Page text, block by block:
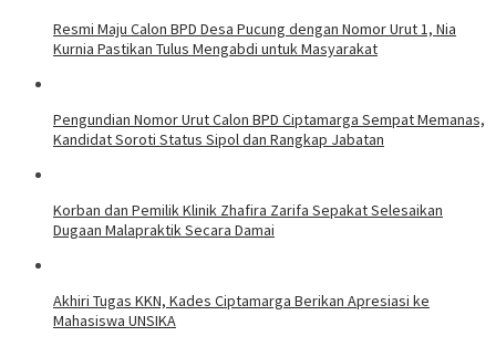
Resmi Maju Calon BPD Desa Pucung dengan Nomor Urut 1, Nia
Kurnia Pastikan Tulus Mengabdi untuk Masyarakat
Pengundian Nomor Urut Calon BPD Ciptamarga Sempat Memanas,
Kandidat Soroti Status Sipol dan Rangkap Jabatan
Korban dan Pemilik Klinik Zhafira Zarifa Sepakat Selesaikan
Dugaan Malapraktik Secara Damai
Akhiri Tugas KKN, Kades Ciptamarga Berikan Apresiasi ke
Mahasiswa UNSIKA